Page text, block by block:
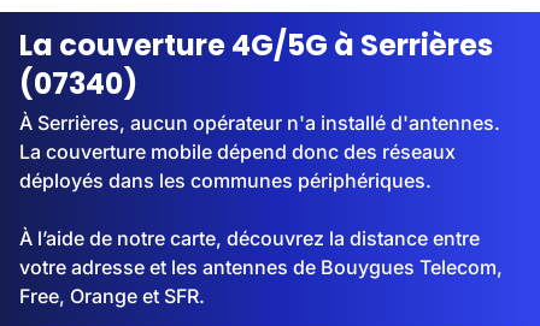
Streaming
La couverture 4G/5G à Serrières
(07340)
À Serrières, aucun opérateur n'a installé d'antennes.
La couverture mobile dépend donc des réseaux
déployés dans les communes périphériques.
À l’aide de notre carte, découvrez la distance entre
votre adresse et les antennes de Bouygues Telecom,
Free, Orange et SFR.